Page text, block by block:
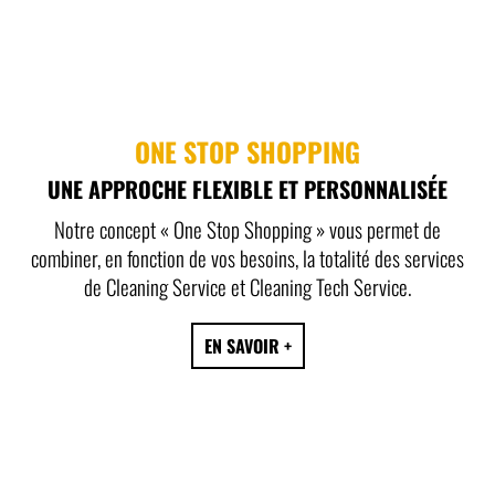
ONE STOP SHOPPING
UNE APPROCHE FLEXIBLE ET PERSONNALISÉE
Notre concept « One Stop Shopping » vous permet de
combiner, en fonction de vos besoins, la totalité des services
de Cleaning Service et Cleaning Tech Service.
EN SAVOIR +